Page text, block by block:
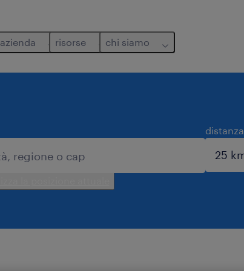
azienda risorse chi siamo
distanza